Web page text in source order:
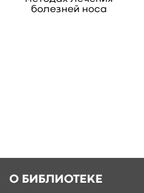
болезней носа
О БИБЛИОТЕКЕ